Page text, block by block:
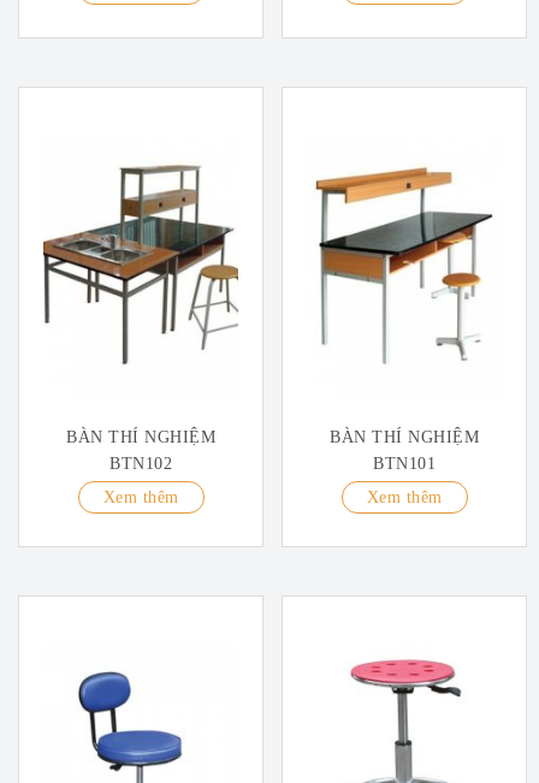
BÀN THÍ NGHIỆM
BTN102
Xem thêm
BÀN THÍ NGHIỆM
BTN101
Xem thêm